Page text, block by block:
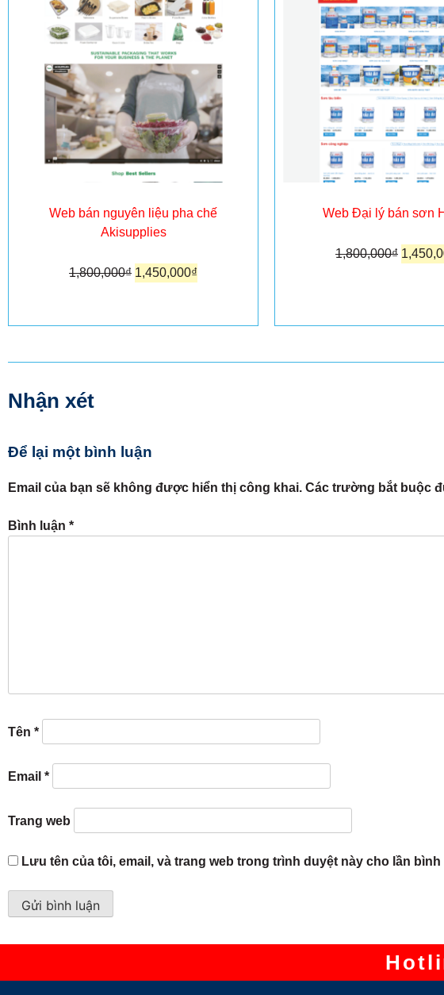
Web bán nguyên liệu pha chế
Akisupplies
1,800,000₫ 1,450,000₫
Web Đại lý bán sơn
1,800,000₫
Nhận xét
Để lại một bình luận
Email của bạn sẽ không được hiển thị công khai. Các trường bắt buộc
Bình luận *
Tên *
Email *
Trang web
Lưu tên của tôi, email, và trang web trong trình duyệt này cho lần